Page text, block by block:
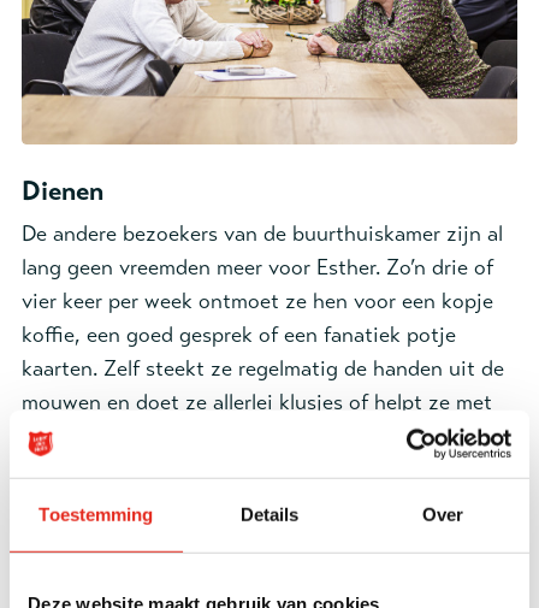
Toestemming Details Over
Deze website maakt gebruik van cookies
Dienen
De andere bezoekers van de buurthuiskamer zijn al
lang geen vreemden meer voor Esther. Zo’n drie of
vier keer per week ontmoet ze hen voor een kopje
koffie, een goed gesprek of een fanatiek potje
kaarten. Zelf steekt ze regelmatig de handen uit de
mouwen en doet ze allerlei klusjes of helpt ze met
de voorbereidingen van de activiteiten. "Toen ik
tekst: 'God dienen is mensen dienen, en mensen